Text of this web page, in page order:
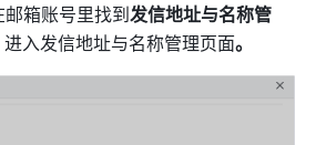
邮箱账号里找到发信地址与名称管
进入发信地址与名称管理页面。